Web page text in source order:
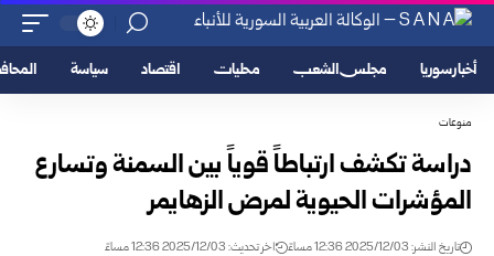
أخبار سوريا مجلس الشعب محليات اقتصاد سياسة
منوعات
دراسة تكشف ارتباطاً قوياً بين السمنة وتسارع
المؤشرات الحيوية لمرض الزهايمر
تاريخ النشر: 2025/12/03 12:36 مساءً اخر تحديث: 2025/12/03 12:36 مساءً